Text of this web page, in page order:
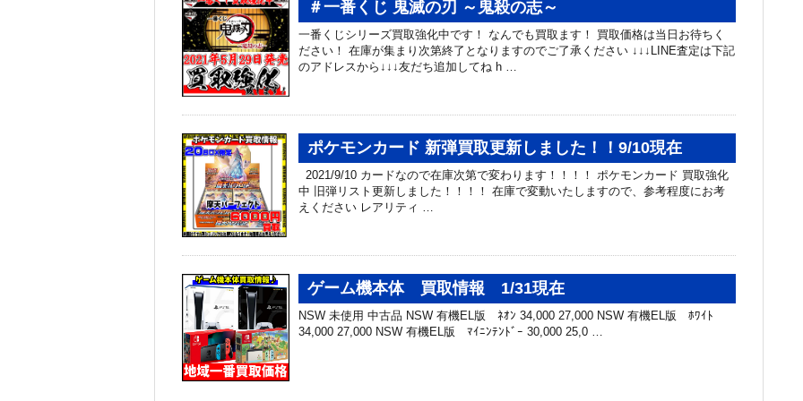
＃一番くじ 鬼滅の刃 ～鬼殺の志～
一番くじシリーズ買取強化中です！ なんでも買取ます！ 買取価格は当日お待ちく
ださい！ 在庫が集まり次第終了となりますのでご了承ください ↓↓↓LINE査定は下記
のアドレスから↓↓↓友だち追加してね h …
ポケモンカード 新弾買取更新しました！！9/10現在
2021/9/10 カードなので在庫次第で変わります！！！！ ポケモンカード 買取強化
中 旧弾リスト更新しました！！！！ 在庫で変動いたしますので、参考程度にお考
えください レアリティ …
ゲーム機本体 買取情報 1/31現在
NSW 未使用 中古品 NSW 有機EL版 ﾈｵﾝ 34,000 27,000 NSW 有機EL版 ﾎﾜｲﾄ
34,000 27,000 NSW 有機EL版 ﾏｲﾆﾝﾃﾝﾄﾞｰ 30,000 25,0 …